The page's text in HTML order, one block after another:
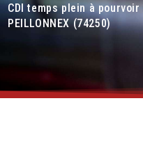
CDI temps plein à
PEILLONNEX (74250)